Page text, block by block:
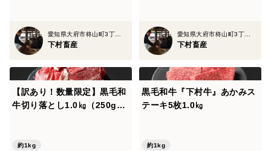
下村畜産 下村畜産
【訳あり！数量限定】黒毛和
牛切り落とし1.0㎏（250g×4
約1kg
黒毛和牛『下村牛』あかみス
テーキ5枚1.0㎏
約1kg